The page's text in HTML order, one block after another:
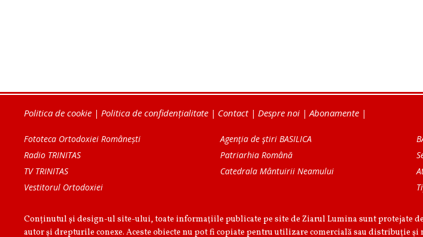
Politica de cookie | Politica de confidențialitate | Contact| Despre noi |Abonamente |
Fototeca Ortodoxiei Românești
Radio TRINITAS
TV TRINITAS
Vestitorul Ortodoxiei
Agenţia de ştiri BASILICA
Patriarhia Română
Catedrala Mântuirii Neamului
Conținutul și design-ul site-ului, toate informaţiile publicate pe site de Ziarul Lumina sunt protejate
autor şi drepturile conexe. Aceste obiecte nu pot fi copiate pentru utilizare comercială sau distribuţie